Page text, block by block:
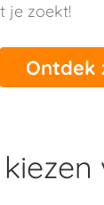
je zoekt!
Ontdek